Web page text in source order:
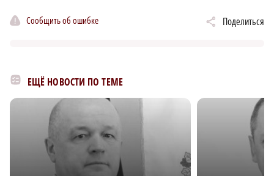
Сообщить об ошибке Поделиться
ЕЩЁ НОВОСТИ ПО ТЕМЕ